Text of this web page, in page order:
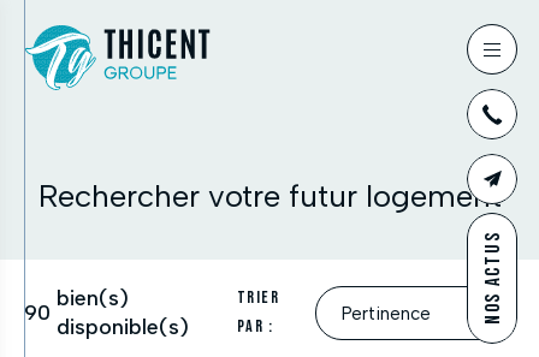
NOS ACTUS
Rechercher votre futur logement
90
bien(s)
disponible(s)
Trier
par :